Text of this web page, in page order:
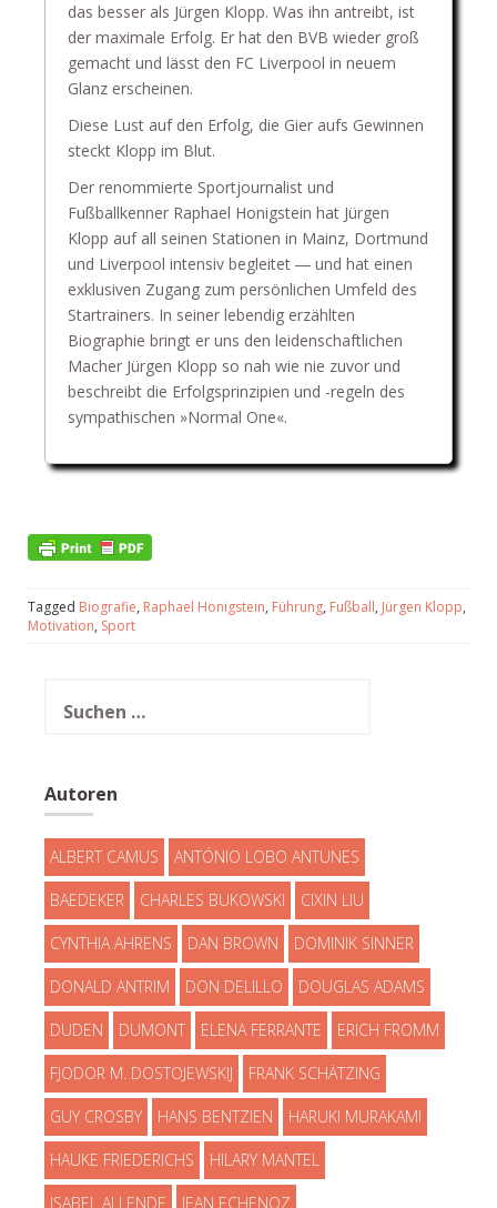
das besser als Jürgen Klopp. Was ihn antreibt, ist
der maximale Erfolg. Er hat den BVB wieder groß
gemacht und lässt den FC Liverpool in neuem
Glanz erscheinen.
Diese Lust auf den Erfolg, die Gier aufs Gewinnen
steckt Klopp im Blut.
Der renommierte Sportjournalist und
Fußballkenner Raphael Honigstein hat Jürgen
Klopp auf all seinen Stationen in Mainz, Dortmund
und Liverpool intensiv begleitet ― und hat einen
exklusiven Zugang zum persönlichen Umfeld des
Startrainers. In seiner lebendig erzählten
Biographie bringt er uns den leidenschaftlichen
Macher Jürgen Klopp so nah wie nie zuvor und
beschreibt die Erfolgsprinzipien und -regeln des
sympathischen »Normal One«.
Tagged Biografie, Raphael Honigstein, Führung, Fußball, Jürgen Klopp,
Motivation, Sport
nach:
Autoren
ALBERT CAMUS ANTÓNIO LOBO ANTUNES
BAEDEKER CHARLES BUKOWSKI CIXIN LIU
CYNTHIA AHRENS DAN BROWN DOMINIK SINNER
DONALD ANTRIM DON DELILLO DOUGLAS ADAMS
DUDEN DUMONT ELENA FERRANTE ERICH FROMM
FJODOR M. DOSTOJEWSKIJ FRANK SCHÄTZING
GUY CROSBY HANS BENTZIEN HARUKI MURAKAMI
HAUKE FRIEDERICHS HILARY MANTEL
ISABEL ALLENDE JEAN ECHENOZ